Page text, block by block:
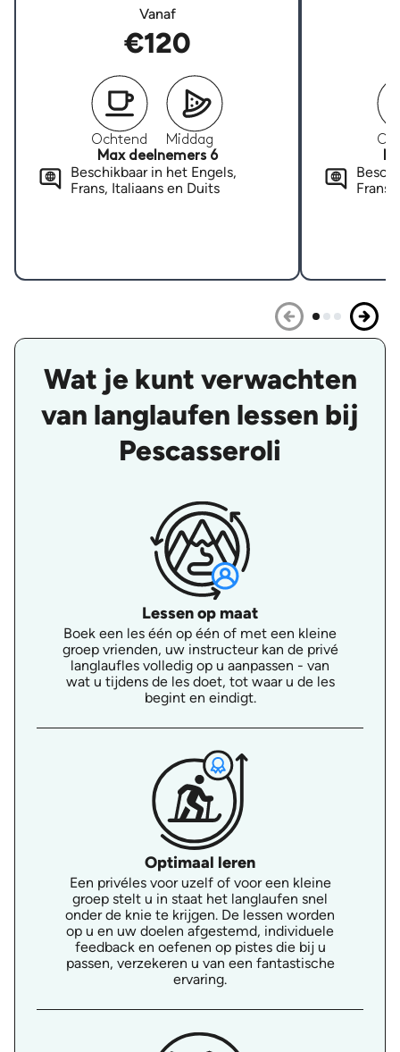
Vanaf
€120
Ochtend
Middag
Max deelnemers 6
Beschikbaar in het Engels,
Frans, Italiaans en Duits
Frans,
Wat je kunt verwachten
van langlaufen lessen bij
Pescasseroli
Lessen op maat
Boek een les één op één of met een kleine
groep vrienden, uw instructeur kan de privé
langlaufles volledig op u aanpassen - van
wat u tijdens de les doet, tot waar u de les
begint en eindigt.
Optimaal leren
Een privéles voor uzelf of voor een kleine
groep stelt u in staat het langlaufen snel
onder de knie te krijgen. De lessen worden
op u en uw doelen afgestemd, individuele
feedback en oefenen op pistes die bij u
passen, verzekeren u van een fantastische
ervaring.